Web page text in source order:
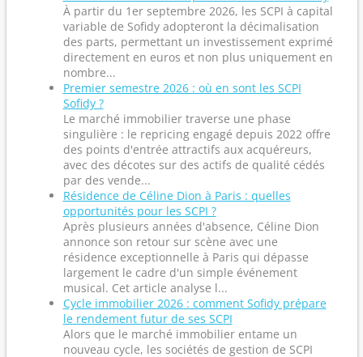
À partir du 1er septembre 2026, les SCPI à capital
variable de Sofidy adopteront la décimalisation
des parts, permettant un investissement exprimé
directement en euros et non plus uniquement en
nombre...
Premier semestre 2026 : où en sont les SCPI
Sofidy ?
Le marché immobilier traverse une phase
singulière : le repricing engagé depuis 2022 offre
des points d'entrée attractifs aux acquéreurs,
avec des décotes sur des actifs de qualité cédés
par des vende...
Résidence de Céline Dion à Paris : quelles
opportunités pour les SCPI ?
Après plusieurs années d'absence, Céline Dion
annonce son retour sur scène avec une
résidence exceptionnelle à Paris qui dépasse
largement le cadre d'un simple événement
musical. Cet article analyse l...
Cycle immobilier 2026 : comment Sofidy prépare
le rendement futur de ses SCPI
Alors que le marché immobilier entame un
nouveau cycle, les sociétés de gestion de SCPI